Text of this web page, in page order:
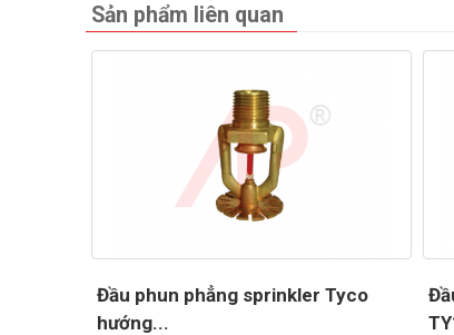
Sản phẩm liên quan
Đầu phun phẳng sprinkler Tyco
hướng...